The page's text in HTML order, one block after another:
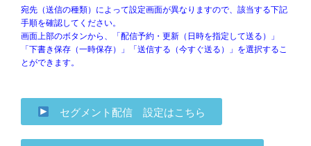
宛先（送信の種類）によって設定画面が異なりますので、該当する下記
手順を確認してください。
画面上部のボタンから、「配信予約・更新（日時を指定して送る）」
「下書き保存（一時保存）」「送信する（今すぐ送る）」を選択するこ
とができます。
セグメント配信 設定はこちら